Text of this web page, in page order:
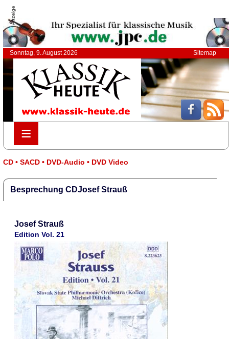
Anzeige
Sonntag, 9. August 2026 Sitemap
≡
≡
CD • SACD • DVD-Audio • DVD Video
Besprechung CDJosef Strauß
Josef Strauß
Edition Vol. 21